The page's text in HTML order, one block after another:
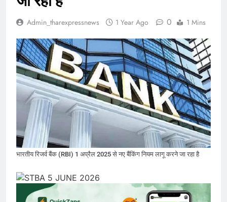
Admin_tharexpressnews 1 Year Ago 0 1 Mins
भारतीय रिजर्व बैंक (RBI) 1 अप्रैल 2025 से नए बैंकिंग नियम लागू करने जा रहा है